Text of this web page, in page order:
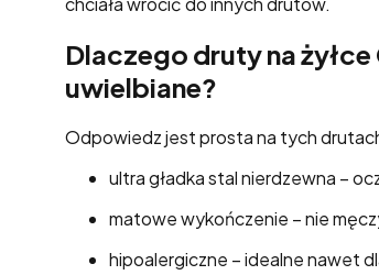
Dlaczego druty na
uwielbiane?
Odpowiedz jest prosta na tych
ultra gładka stal nierdzewna –
matowe wykończenie – nie
hipoalergiczne – idealne nawet